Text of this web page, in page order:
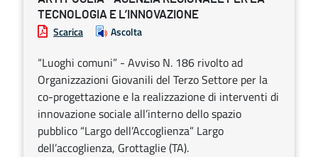
TECNOLOGIA E L’INNOVAZIONE
Scarica Ascolta
“Luoghi comuni” - Avviso N. 186 rivolto ad
Organizzazioni Giovanili del Terzo Settore per la
co-progettazione e la realizzazione di interventi di
innovazione sociale all’interno dello spazio
pubblico “Largo dell’Accoglienza” Largo
dell’accoglienza, Grottaglie (TA).